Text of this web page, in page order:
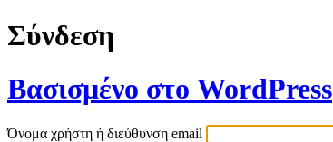
Σύνδεση
Βασισμένο στο WordPress
Όνομα χρήστη ή διεύθυνση email